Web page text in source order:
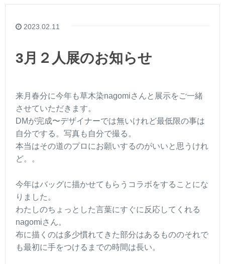
2023.02.11
3月２人展のお知らせ
来月春分に今年も草木染nagomiさんと展示をご一緒
させていただきます。
DMが完成〜デザイナーでは無いけれど最低限の事は
自分でする。写真も自分で撮る。
本当はその道のプロにお願いするのがいいと思うけれ
ど。。
今年はバッグに描かせてもらうコラボをすることにな
りました。
わたしのちょっとした言葉にすぐに反応してくれる
nagomiさん。
布に描くのは多少慣れてきた部分はあるもののそれで
も最初に手をつけるまでの時間は長い。